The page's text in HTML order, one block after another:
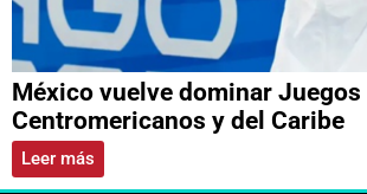
México vuelve dominar Juegos
Centromericanos y del Caribe
Leer más